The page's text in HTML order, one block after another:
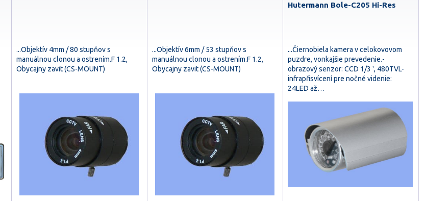
...Objektív 4mm / 80 stupňov s
manuálnou clonou a ostrením.F 1.2,
Obycajny zavit (CS-MOUNT)
...Objektív 6mm / 53 stupňov s
manuálnou clonou a ostrením.F 1.2,
Obycajny zavit (CS-MOUNT)
Hutermann Bole-C205 Hi-Res
...Čiernobiela kamera v celokovovom
puzdre, vonkajšie prevedenie.-
obrazový senzor: CCD 1/3 ', 480TVL-
infrapřisvícení pre nočné videnie:
24LED až…